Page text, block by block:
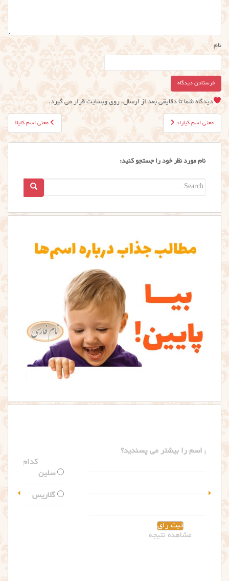
نام
دیدگاه شما تا دقایقی بعد از ارسال، روی وبسایت قرار می گیرد.
راهبری
نوشته
معنی اسم کایلا معنی اسم کیاراد
نام مورد نظر خود را جستجو کنید:
Search